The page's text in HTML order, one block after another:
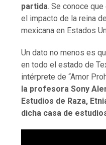
partida. Se conoce
el impacto de la reina
mexicana en Estados
Un dato no menos es
en todo el estado de
intérprete de “Amor
la profesora Sony
Estudios de Raza,
dicha casa de